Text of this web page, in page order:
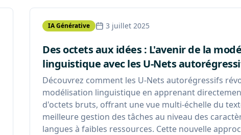
IA Générative 3 juillet 2025
Des octets aux idées : L'avenir de la
linguistique avec les U-Nets
Découvrez comment les U-Nets autorégressifs
modélisation linguistique en apprenant
d'octets bruts, offrant une vue multi-échelle du
meilleure gestion des tâches au niveau des
langues à faibles ressources. Cette nouvelle